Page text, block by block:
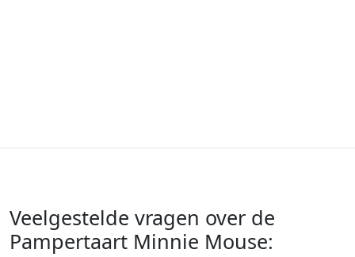
Veelgestelde vragen over de
Pampertaart Minnie Mouse: